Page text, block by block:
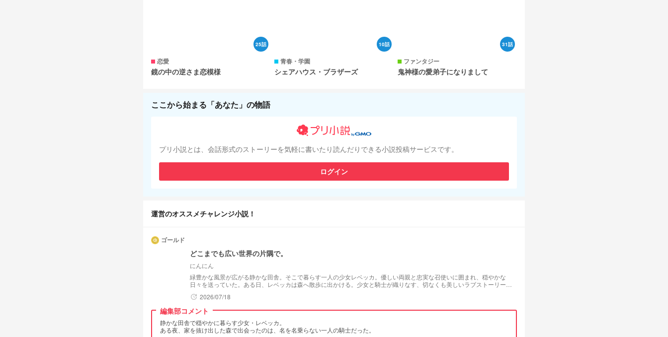
25話
恋愛
鏡の中の逆さま恋模様
10話
青春・学園
シェアハウス・ブラザーズ
31話
ファンタジー
鬼神様の愛弟子になりまして
ここから始まる「あなた」の物語
プリ小説とは、会話形式のストーリーを気軽に書いたり読んだりできる小説投稿サービスです。
ログイン
運営のオススメチャレンジ小説！
ゴールド
どこまでも広い世界の片隅で。
にんにん
緑豊かな風景が広がる静かな田舎。そこで暮らす一人の少女レベッカ。優しい両親と忠実な召使いに囲まれ、穏やかな
日々を送っていた。ある日、レベッカは森へ散歩に出かける。少女と騎士が織りなす、切なくも美しいラブストーリー。
update 2026/07/18
編集部コメント
静かな田舎で穏やかに暮らす少女・レベッカ。
ある夜、家を抜け出した森で出会ったのは、名を名乗らない一人の騎士だった。